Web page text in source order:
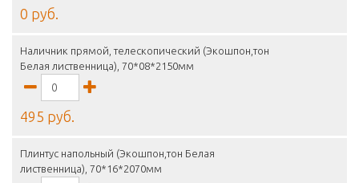
0 руб.
Наличник прямой, телескопический (Экошпон,тон
Белая лиственница), 70*08*2150мм
495 руб.
Плинтус напольный (Экошпон,тон Белая
лиственница), 70*16*2070мм